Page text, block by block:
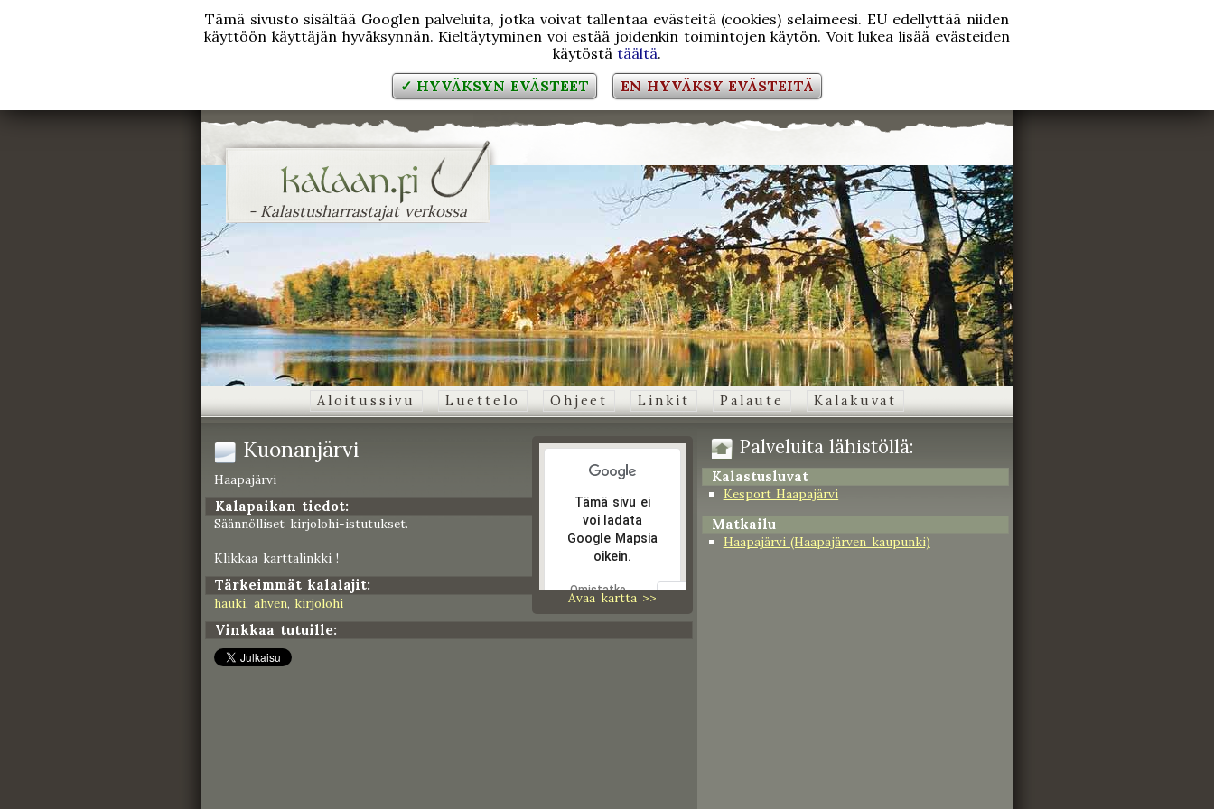
Tämä sivusto sisältää Googlen palveluita, jotka voivat tallentaa evästeitä (cookies) selaimeesi. EU edellyttää niiden
käyttöön käyttäjän hyväksynnän. Kieltäytyminen voi estää joidenkin toimintojen käytön. Voit lukea lisää evästeiden
käytöstätäältä.
✓ HYVÄKSYN EVÄSTEET
EN HYVÄKSY EVÄSTEITÄ
- Kalastusharrastajat verkossa
Aloitussivu Luettelo Ohjeet Linkit Palaute Kalakuvat
Tämä sivu ei
voi ladata
Google Mapsia
oikein.
Omistatko
tämän
verkkosivuston?
Avaa kartta >>
Kuonanjärvi
Haapajärvi
Kalapaikan tiedot:
Säännölliset kirjolohi-istutukset.
Klikkaa karttalinkki !
Tärkeimmät kalalajit:
hauki, ahven, kirjolohi
Vinkkaa tutuille:
Palveluita lähistöllä:
Kalastusluvat
Kesport Haapajärvi
Matkailu
Haapajärvi (Haapajärven kaupunki)